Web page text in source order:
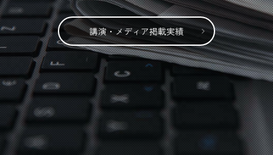
講演・メディア掲載実績